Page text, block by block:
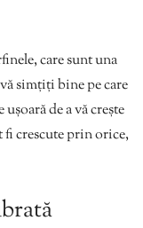
care sunt una
simțiți bine pe care
de a vă crește
crescute prin orice,